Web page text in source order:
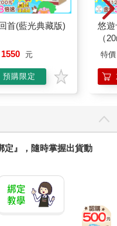
首(藍光典藏版)
1550 元
預購限定
悠
（
特價
定』，隨時掌握出貨動